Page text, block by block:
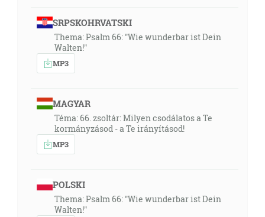
SRPSKOHRVATSKI
Thema: Psalm 66: "Wie wunderbar ist Dein
Walten!"
MP3
MAGYAR
Téma: 66. zsoltár: Milyen csodálatos a Te
kormányzásod - a Te irányításod!
MP3
POLSKI
Thema: Psalm 66: "Wie wunderbar ist Dein
Walten!"